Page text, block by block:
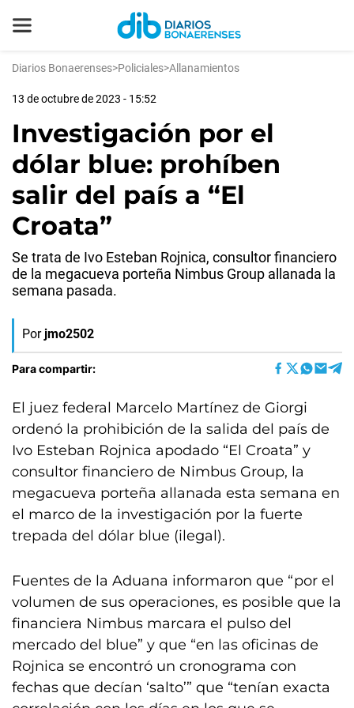
Diarios Bonaerenses>Policiales>Allanamientos
13 de octubre de 2023 - 15:52
Investigación por el
dólar blue: prohíben
salir del país a “El
Croata”
Se trata de Ivo Esteban Rojnica, consultor financiero
de la megacueva porteña Nimbus Group allanada la
semana pasada.
Por jmo2502
Para compartir:
El juez federal Marcelo Martínez de Giorgi
ordenó la prohibición de la salida del país de
Ivo Esteban Rojnica apodado “El Croata” y
consultor financiero de Nimbus Group, la
megacueva porteña allanada esta semana en
el marco de la investigación por la fuerte
trepada del dólar blue (ilegal).
Fuentes de la Aduana informaron que “por el
volumen de sus operaciones, es posible que la
financiera Nimbus marcara el pulso del
mercado del blue” y que “en las oficinas de
Rojnica se encontró un cronograma con
fechas que decían ‘salto’” que “tenían exacta